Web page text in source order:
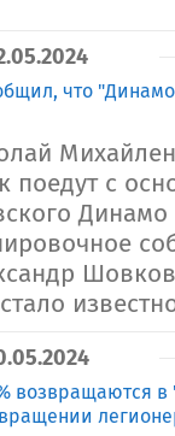
что
поедут с
возвращаются